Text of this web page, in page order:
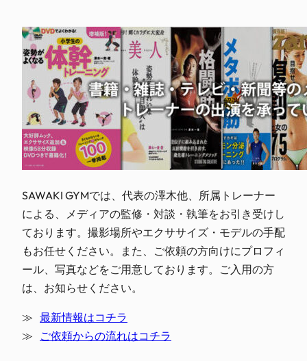
SAWAKI GYMでは、代表の澤木他、所属トレーナー
による、メディアの監修・対談・執筆をお引き受けし
ております。撮影場所やエクササイズ・モデルの手配
もお任せください。また、ご依頼の方向けにプロフィ
ール、写真などをご用意しております。ご入用の方
は、お知らせください。
≫ 最新情報はコチラ
≫
ご依頼からの流れはコチラ